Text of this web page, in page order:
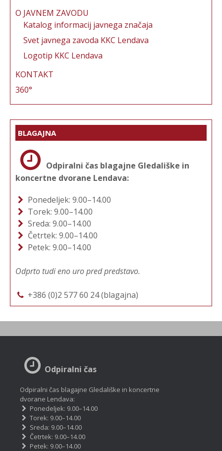
O JAVNEM ZAVODU
Katalog informacij javnega značaja
Svet javnega zavoda KKC Lendava
Logotip KKC Lendava
KONTAKT
360°
BLAGAJNA
Odpiralni čas blagajne Gledališke in
koncertne dvorane Lendava:
Ponedeljek: 9.00–14.00
Torek: 9.00–14.00
Sreda: 9.00–14.00
Četrtek: 9.00–14.00
Petek: 9.00–14.00
Odprto tudi eno uro pred predstavo.
+386 (0)2 577 60 24 (blagajna)
Odpiralni čas
Odpiralni čas blagajne Gledališke in koncertne
dvorane Lendava:
Ponedeljek: 9.00–14.00
Torek: 9.00–14.00
Sreda: 9.00–14.00
Četrtek: 9.00–14.00
Petek: 9.00–14.00